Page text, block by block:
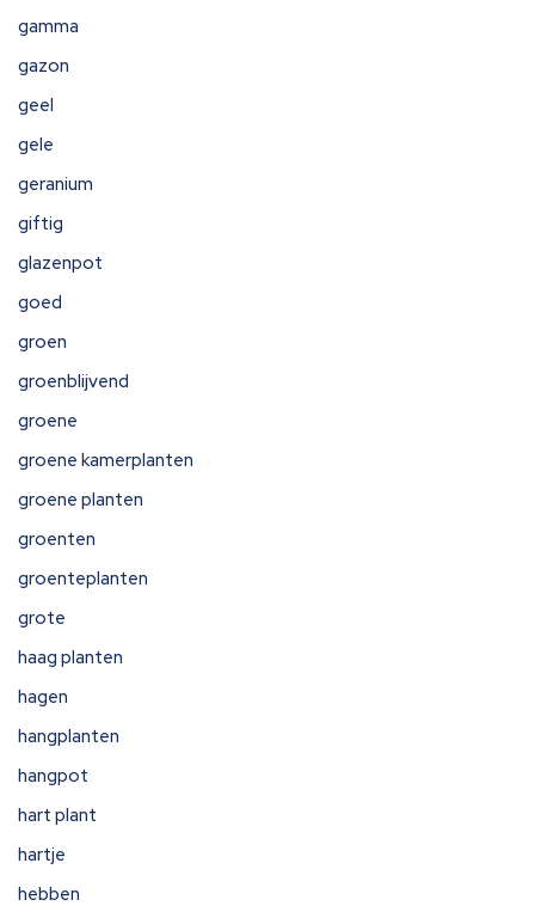
gamma
gazon
geel
gele
geranium
giftig
glazenpot
goed
groen
groenblijvend
groene
groene kamerplanten
groene planten
groenten
groenteplanten
grote
haag planten
hagen
hangplanten
hangpot
hart plant
hartje
hebben